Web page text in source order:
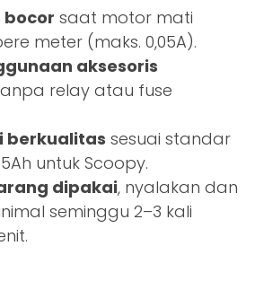
bocor saat motor mati
meter (maks. 0,05A).
aksesoris
relay atau fuse
berkualitas sesuai standar
untuk Scoopy.
dipakai, nyalakan dan
seminggu 2–3 kali